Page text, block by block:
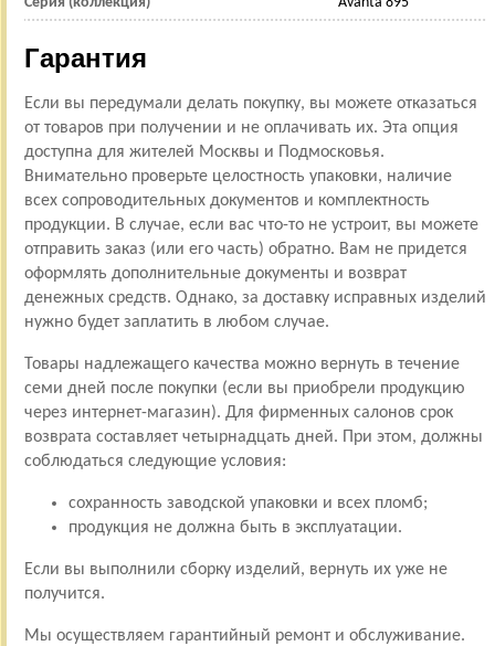
Гарантия
Если вы передумали делать покупку, вы можете отказаться
от товаров при получении и не оплачивать их. Эта опция
доступна для жителей Москвы и Подмосковья.
Внимательно проверьте целостность упаковки, наличие
всех сопроводительных документов и комплектность
продукции. В случае, если вас что-то не устроит, вы можете
отправить заказ (или его часть) обратно. Вам не придется
оформлять дополнительные документы и возврат
денежных средств. Однако, за доставку исправных изделий
нужно будет заплатить в любом случае.
Товары надлежащего качества можно вернуть в течение
семи дней после покупки (если вы приобрели продукцию
через интернет-магазин). Для фирменных салонов срок
возврата составляет четырнадцать дней. При этом, должны
соблюдаться следующие условия:
сохранность заводской упаковки и всех пломб;
продукция не должна быть в эксплуатации.
Если вы выполнили сборку изделий, вернуть их уже не
получится.
Мы осуществляем гарантийный ремонт и обслуживание.